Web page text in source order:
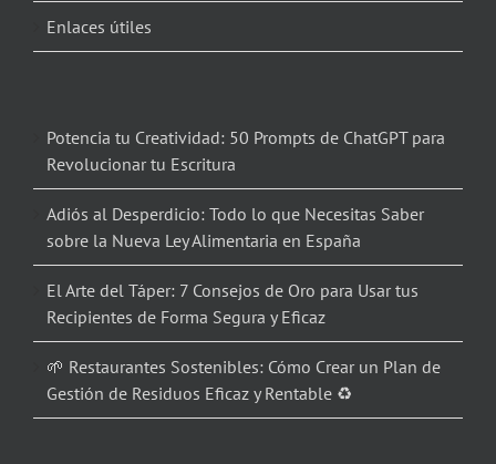
Enlaces útiles
Potencia tu Creatividad: 50 Prompts de ChatGPT para
Revolucionar tu Escritura
Adiós al Desperdicio: Todo lo que Necesitas Saber
sobre la Nueva Ley Alimentaria en España
El Arte del Táper: 7 Consejos de Oro para Usar tus
Recipientes de Forma Segura y Eficaz
🌱 Restaurantes Sostenibles: Cómo Crear un Plan de
Gestión de Residuos Eficaz y Rentable ♻️